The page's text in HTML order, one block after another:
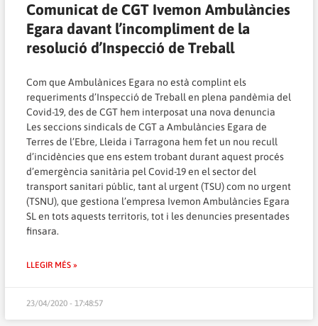
Comunicat de CGT Ivemon Ambulàncies
Egara davant l’incompliment de la
resolució d’Inspecció de Treball
Com que Ambulànices Egara no està complint els
requeriments d’Inspecció de Treball en plena pandèmia del
Covid-19, des de CGT hem interposat una nova denuncia
Les seccions sindicals de CGT a Ambulàncies Egara de
Terres de l’Ebre, Lleida i Tarragona hem fet un nou recull
d’incidències que ens estem trobant durant aquest procés
d’emergència sanitària pel Covid-19 en el sector del
transport sanitari públic, tant al urgent (TSU) com no urgent
(TSNU), que gestiona l’empresa Ivemon Ambulàncies Egara
SL en tots aquests territoris, tot i les denuncies presentades
finsara.
LLEGIR MÉS »
23/04/2020 - 17:48:57